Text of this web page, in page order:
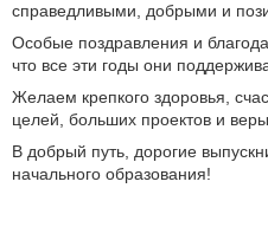
справедливыми, добрыми и
Особые поздравления и
что все эти годы они
Желаем крепкого здоровья,
целей, больших проектов и
В добрый путь, дорогие
начального образования!